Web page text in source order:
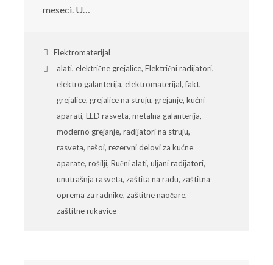
meseci. U…
Elektromaterijal
alati, električne grejalice, Električni radijatori,
elektro galanterija, elektromaterijal,fakt,
grejalice, grejalice na struju, grejanje, kućni
aparati, LED rasveta, metalna galanterija,
moderno grejanje, radijatori na struju,
rasveta, rešoi, rezervni delovi za kućne
aparate, rošilji, Ručni alati, uljani radijatori,
unutrašnja rasveta, zaštita na radu, zaštitna
oprema za radnike, zaštitne naočare,
zaštitne rukavice